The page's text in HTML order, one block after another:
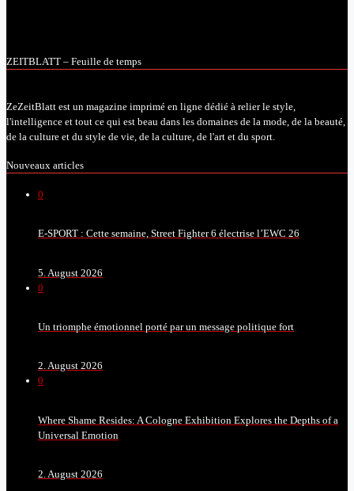
ZEITBLATT – Feuille de temps
ZeZeitBlatt est un magazine imprimé en ligne dédié à relier le style,
l'intelligence et tout ce qui est beau dans les domaines de la mode, de la beauté,
de la culture et du style de vie, de la culture, de l'art et du sport.
Nouveaux articles
0
E-SPORT : Cette semaine, Street Fighter 6 électrise l’EWC 26
5. August 2026
0
Un triomphe émotionnel porté par un message politique fort
2. August 2026
0
Where Shame Resides: A Cologne Exhibition Explores the Depths of a
Universal Emotion
2. August 2026